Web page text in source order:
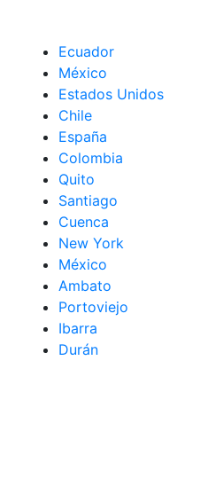
Ecuador
México
Estados Unidos
Chile
España
Colombia
Quito
Santiago
Cuenca
New York
México
Ambato
Portoviejo
Ibarra
Durán